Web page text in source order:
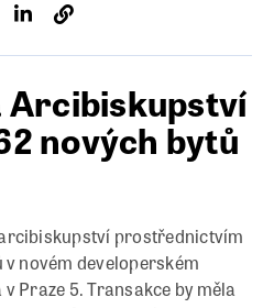
Arcibiskupství
nových bytů
prostřednictvím
novém developerském
Praze 5. Transakce by měla